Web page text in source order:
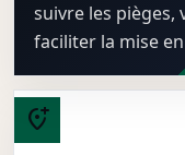
suivre les pièges,
faciliter la mise
add_location_alt